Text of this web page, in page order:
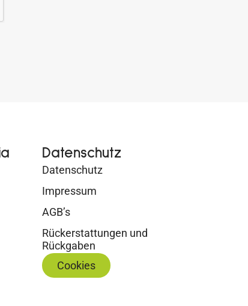
Datenschutz
Datenschutz
Impressum
AGB’s
Rückerstattungen und
Rückgaben
Cookies